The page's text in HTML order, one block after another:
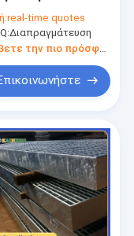
καυτής
real-time quotes
Διαπραγμάτευση